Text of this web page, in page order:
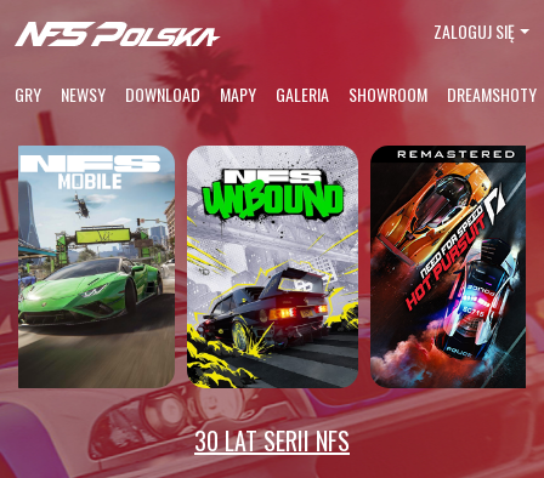
GRY NEWSY DOWNLOAD MAPY GALERIA SHOWROOM DREAMSHOTY
ZALOGUJ SIĘ
30 LAT SERII NFS